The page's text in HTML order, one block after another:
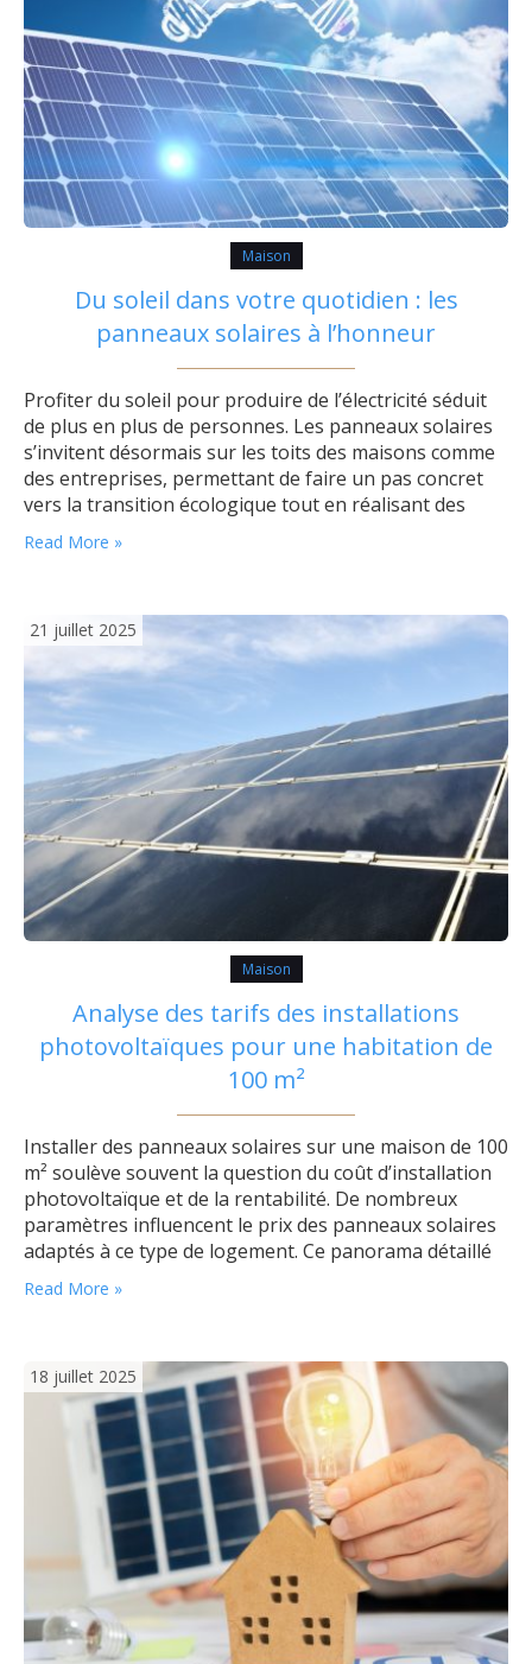
Maison
Du soleil dans votre quotidien : les
panneaux solaires à l’honneur
Profiter du soleil pour produire de l’électricité séduit
de plus en plus de personnes. Les panneaux solaires
s’invitent désormais sur les toits des maisons comme
des entreprises, permettant de faire un pas concret
vers la transition écologique tout en réalisant des
économies d’énergie. Adopter cette solution
transforme réellement le rapport à l’énergie au
Read More »
21 juillet 2025
Maison
Analyse des tarifs des installations
photovoltaïques pour une habitation de
100 m²
Installer des panneaux solaires sur une maison de 100
m² soulève souvent la question du coût d’installation
photovoltaïque et de la rentabilité. De nombreux
paramètres influencent le prix des panneaux solaires
adaptés à ce type de logement. Ce panorama détaillé
aide à mieux comprendre la fourchette de prix, la
puissance installée (kWc) nécessaire ainsi que le
Read More »
18 juillet 2025